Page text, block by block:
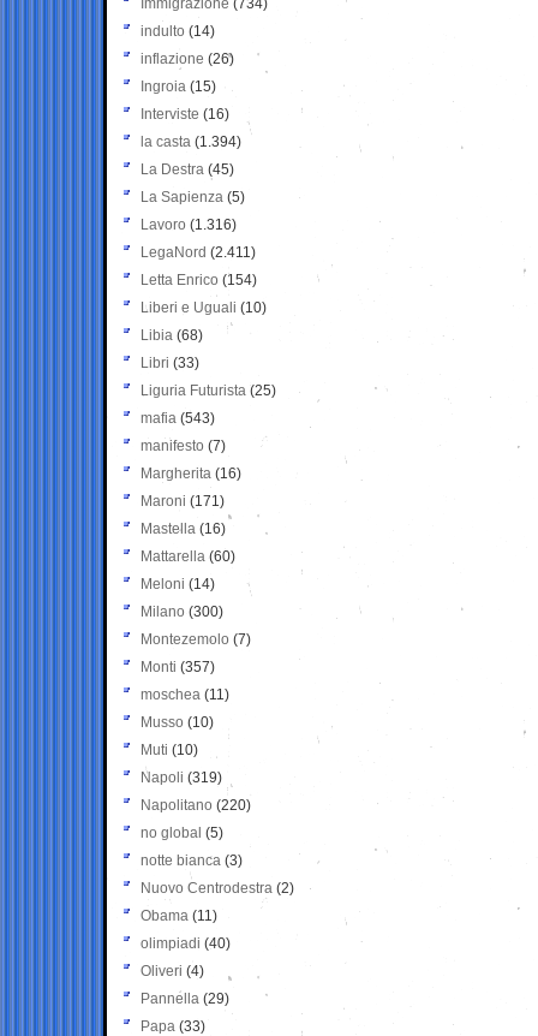
Immigrazione (734)
indulto (14)
inflazione (26)
Ingroia (15)
Interviste (16)
la casta (1.394)
La Destra (45)
La Sapienza (5)
Lavoro (1.316)
LegaNord (2.411)
Letta Enrico (154)
Liberi e Uguali (10)
Libia (68)
Libri (33)
Liguria Futurista (25)
mafia (543)
manifesto (7)
Margherita (16)
Maroni (171)
Mastella (16)
Mattarella (60)
Meloni (14)
Milano (300)
Montezemolo (7)
Monti (357)
moschea (11)
Musso (10)
Muti (10)
Napoli (319)
Napolitano (220)
no global (5)
notte bianca (3)
Nuovo Centrodestra (2)
Obama (11)
olimpiadi (40)
Oliveri (4)
Pannella (29)
Papa (33)